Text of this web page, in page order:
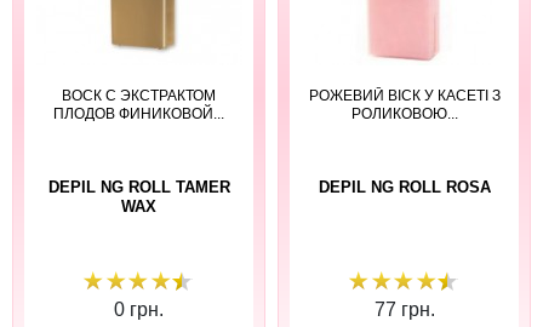
ВОСК С ЭКСТРАКТОМ
ПЛОДОВ ФИНИКОВОЙ...
DEPIL NG ROLL TAMER
WAX
0 грн.
РОЖЕВИЙ ВІСК У КАСЕТІ З
РОЛИКОВОЮ...
DEPIL NG ROLL ROSA
77 грн.